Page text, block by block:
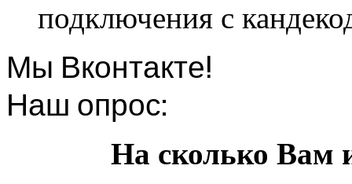
подключения с
Мы Вконтакте!
Наш опрос:
На сколько Вам